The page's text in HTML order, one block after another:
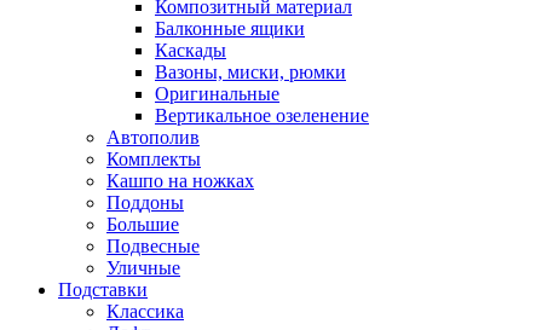
Композитный материал
Балконные ящики
Каскады
Вазоны, миски, рюмки
Оригинальные
Вертикальное озеленение
Автополив
Комплекты
Кашпо на ножках
Поддоны
Большие
Подвесные
Уличные
Подставки
Классика